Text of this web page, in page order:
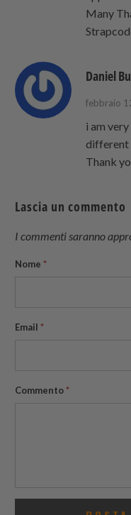
Many
Daniel
febbraio
i am
different
Thank
Lascia un commento
I commenti saranno
Nome *
Email *
Commento *